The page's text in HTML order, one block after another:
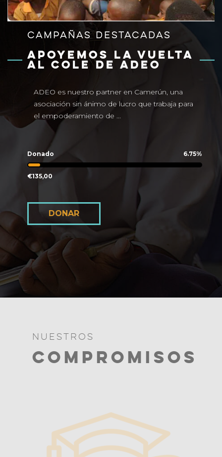
CAMPAÑAS DESTACADAS
APOYEMOS LA VUELTA
AL COLE DE ADEO
ADEO es nuestro partner en Camerún, una
asociación sin ánimo de lucro que trabaja para
el empoderamiento de ...
Donado 6.75%
€135,00
DONAR
NUESTROS
COMPROMISOS